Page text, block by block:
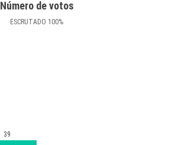
Número de votos
ESCRUTADO 100%
39